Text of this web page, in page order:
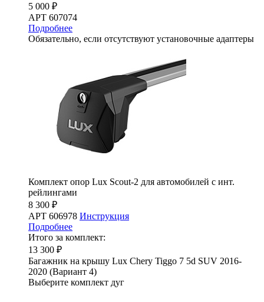
5 000 ₽
АРТ 607074
Подробнее
Обязательно, если отсутствуют установочные адаптеры
Комплект опор Lux Scout-2 для автомобилей с инт.
рейлингами
8 300 ₽
АРТ 606978 Инструкция
Подробнее
Итого за комплект:
13 300 ₽
Багажник на крышу Lux Chery Tiggo 7 5d SUV 2016-
2020 (Вариант 4)
Выберите комплект дуг